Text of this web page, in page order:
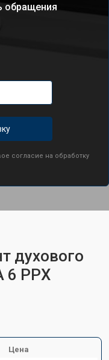
обращения
согласие на обработку
духового
6 PPX
Цена